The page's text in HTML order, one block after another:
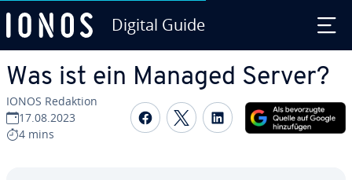
Digital Guide
Was ist ein Managed Server?
IONOS Redaktion
17.08.2023
4 mins
Auf Facebook teilen
Auf Twitter teilen
Auf LinkedIn